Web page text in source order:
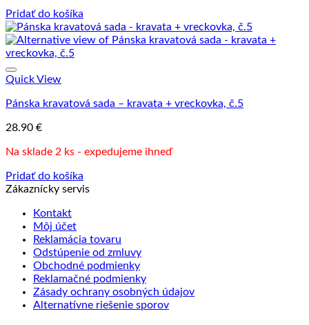
Pridať do košíka
Quick View
Pánska kravatová sada – kravata + vreckovka, č.5
28.90 €
Na sklade 2 ks - expedujeme ihneď
Pridať do košíka
Zákaznícky servis
Kontakt
Môj účet
Reklamácia tovaru
Odstúpenie od zmluvy
Obchodné podmienky
Reklamačné podmienky
Zásady ochrany osobných údajov
Alternatívne riešenie sporov